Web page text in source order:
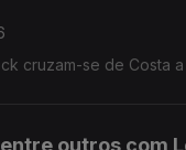
cruzam-se de Costa a
outros com